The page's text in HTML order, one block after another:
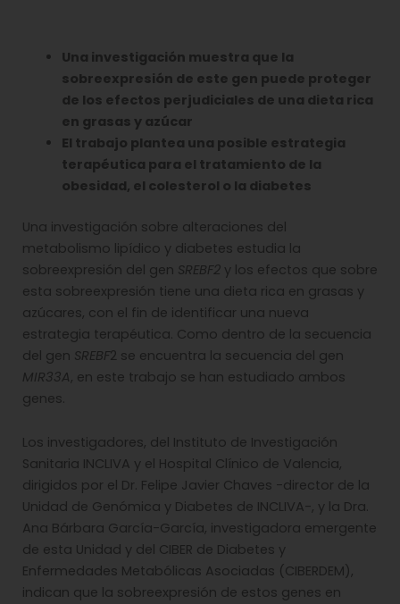
Una investigación muestra que la
sobreexpresión de este gen puede proteger
de los efectos perjudiciales de una dieta rica
en grasas y azúcar
El trabajo plantea una posible estrategia
terapéutica para el tratamiento de la
obesidad, el colesterol o la diabetes
Una investigación sobre alteraciones del
metabolismo lipídico y diabetes estudia la
sobreexpresión del gen SREBF2 y los efectos que sobre
esta sobreexpresión tiene una dieta rica en grasas y
azúcares, con el fin de identificar una nueva
estrategia terapéutica. Como dentro de la secuencia
del gen SREBF2 se encuentra la secuencia del gen
MIR33A, en este trabajo se han estudiado ambos
genes.
Los investigadores, del Instituto de Investigación
Sanitaria INCLIVA y el Hospital Clínico de Valencia,
dirigidos por el Dr. Felipe Javier Chaves -director de la
Unidad de Genómica y Diabetes de INCLIVA-, y la Dra.
Ana Bárbara García-García, investigadora emergente
de esta Unidad y del CIBER de Diabetes y
Enfermedades Metabólicas Asociadas (CIBERDEM),
indican que la sobreexpresión de estos genes en